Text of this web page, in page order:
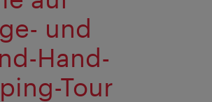
und
Hand-
Tour